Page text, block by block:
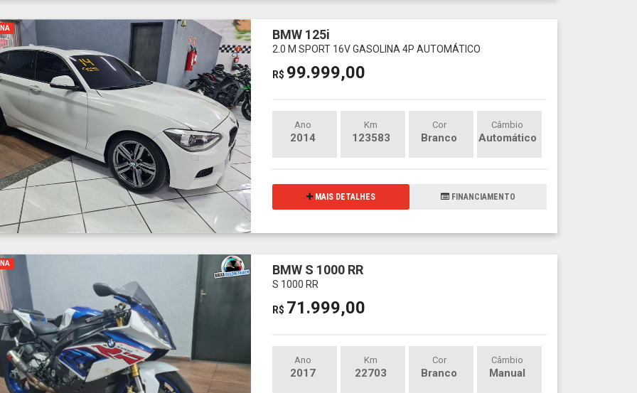
BMW 125i
2.0 M SPORT 16V GASOLINA 4P AUTOMÁTICO
R$ 99.999,00
Ano
2014
Km
123583
Cor
Branco
Câmbio
Automático
MAIS DETALHES FINANCIAMENTO
BMW S 1000 RR
S 1000 RR
R$ 71.999,00
Ano
2017
Km
22703
Cor
Branco
Câmbio
Manual